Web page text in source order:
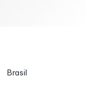
Brasil